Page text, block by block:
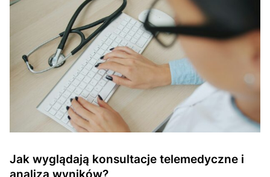
Jak wyglądają konsultacje telemedyczne i
analiza wyników?